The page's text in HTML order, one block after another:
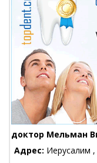
доктор Мельман
Адрес: Иерусалим